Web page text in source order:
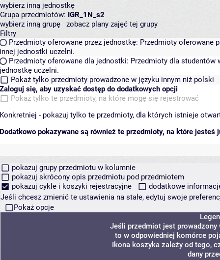
wybierz inną jednostkę
Grupa przedmiotów: IGR_1N_s2
wybierz inną grupę
zobacz plany zajęć tej grupy
Filtry
Przedmioty oferowane przez jednostkę: Przedmioty oferowane
innej jednostki uczelni.
Przedmioty oferowane dla jednostki: Przedmioty dla studentów
jednostkę uczelni.
Pokaż tylko przedmioty prowadzone w języku innym niż polski
Zaloguj się, aby uzyskać dostęp do dodatkowych opcji
Pokaż tylko te przedmioty, na które mogę się rejestrować
Konkretniej - pokazuj tylko te przedmioty, dla których istnieje
Dodatkowo pokazywane są również te przedmioty, na które jesteś
pokazuj grupy przedmiotu w kolumnie
pokazuj skrócony opis przedmiotu pod przedmiotem
pokazuj cykle i koszyki rejestracyjne
dodatkowe
Jeśli chcesz zmienić te ustawienia na stałe, edytuj swoje
Pokaż opcje
Jeśli przedmiot jest prowadzony
to w odpowiedniej komórce
Ikona koszyka zależy od tego,
dany